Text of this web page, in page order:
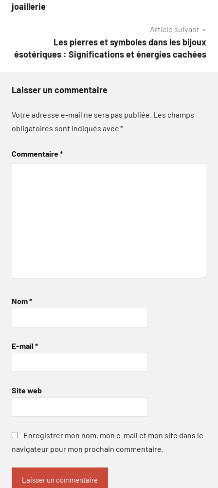
l’article
joaillerie
Article suivant
Les pierres et symboles dans les bijoux
ésotériques : Significations et énergies cachées
Laisser un commentaire
Votre adresse e-mail ne sera pas publiée. Les champs
obligatoires sont indiqués avec*
Commentaire*
Nom*
E-mail *
Site web
Enregistrer mon nom, mon e-mail et mon site dans le
navigateur pour mon prochain commentaire.